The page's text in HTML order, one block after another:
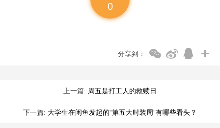
0
分享到：
上一篇: 周五是打工人的救赎日
下一篇: 大学生在闲鱼发起的“第五大时装周”有哪些看头？